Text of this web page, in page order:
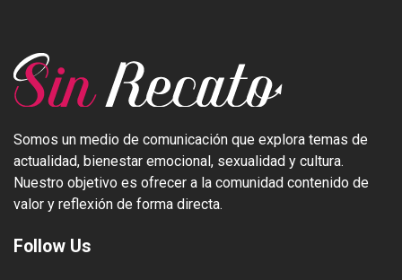
Somos un medio de comunicación que explora temas de
actualidad, bienestar emocional, sexualidad y cultura.
Nuestro objetivo es ofrecer a la comunidad contenido de
valor y reflexión de forma directa.
Follow Us